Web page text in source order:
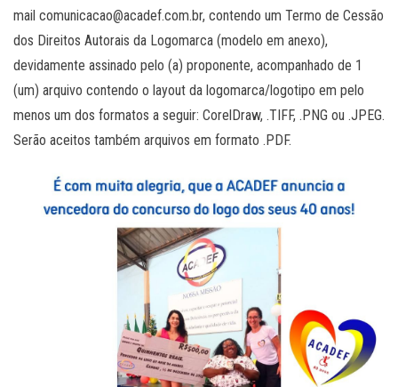
mail comunicacao@acadef.com.br, contendo um Termo de Cessão
dos Direitos Autorais da Logomarca (modelo em anexo),
devidamente assinado pelo (a) proponente, acompanhado de 1
(um) arquivo contendo o layout da logomarca/logotipo em pelo
menos um dos formatos a seguir: CorelDraw, .TIFF, .PNG ou .JPEG.
Serão aceitos também arquivos em formato .PDF.